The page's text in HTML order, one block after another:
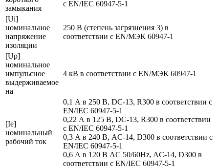
замыкания
с EN/IEC 60947-5-1
[Ui]
номинальное
напряжение
изоляции
250 В (степень загрязнения 3) в
соответствии с EN/МЭК 60947-1
[Up]
номинальное
импульсное
выдерживаемое
на
4 кВ в соответствии с EN/МЭК 60947-1
[Ie]
номинальный
рабочий ток
0,1 А в 250 В, DC-13, R300 в соответствии с
EN/IEC 60947-5-1
0,22 А в 125 В, DC-13, R300 в соответствии
с EN/IEC 60947-5-1
0,3 А в 240 В, AC-14, D300 в соответствии с
EN/IEC 60947-5-1
0,6 А в 120 В AC 50/60Hz, AC-14, D300 в
соответствии с EN/IEC 60947-5-1